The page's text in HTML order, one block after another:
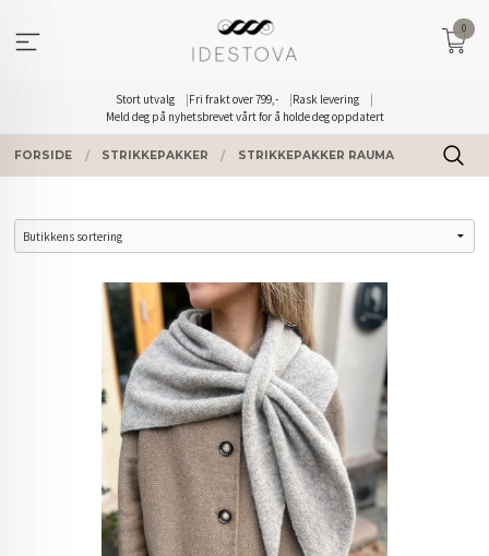
innholdet
Stort utvalg Fri frakt over 799,-
Rask levering
Meld deg på nyhetsbrevet vårt for å holde deg oppdatert
0
FORSIDE STRIKKEPAKKER STRIKKEPAKKER RAUMA